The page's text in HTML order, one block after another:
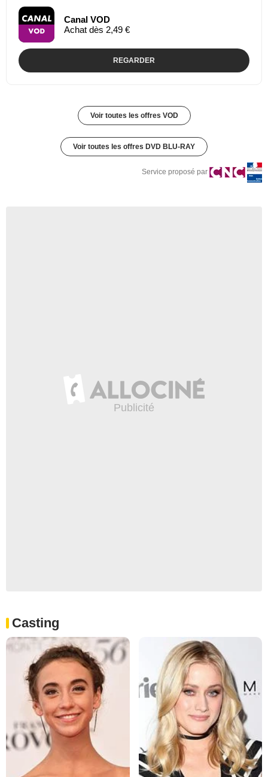
Canal VOD
Achat dès 2,49 €
REGARDER
Voir toutes les offres VOD
Voir toutes les offres DVD BLU-RAY
Service proposé par
Casting